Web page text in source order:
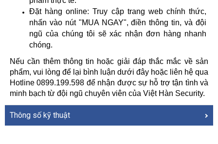
Đặt hàng online: Truy cập trang web chính thức,
nhấn vào nút "MUA NGAY", điền thông tin, và đội
ngũ của chúng tôi sẽ xác nhận đơn hàng nhanh
chóng.
Nếu cần thêm thông tin hoặc giải đáp thắc mắc về sản
phẩm, vui lòng để lại bình luận dưới đây hoặc liên hệ qua
Hotline 0899.199.598 để nhận được sự hỗ trợ tận tình và
minh bạch từ đội ngũ chuyên viên của Việt Hàn Security.
Thông số kỹ thuật